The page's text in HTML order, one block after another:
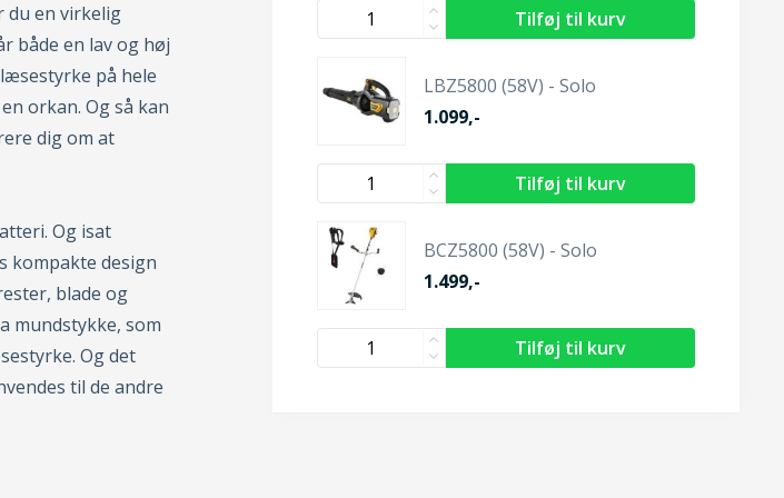
du en virkelig
både en lav og høj
på hele
orkan. Og så kan
dig om at
Og isat
kompakte design
blade og
mundstykke, som
Og det
til de andre
LBZ5800 (58V) - Solo
1.099,-
BCZ5800 (58V) - Solo
1.499,-